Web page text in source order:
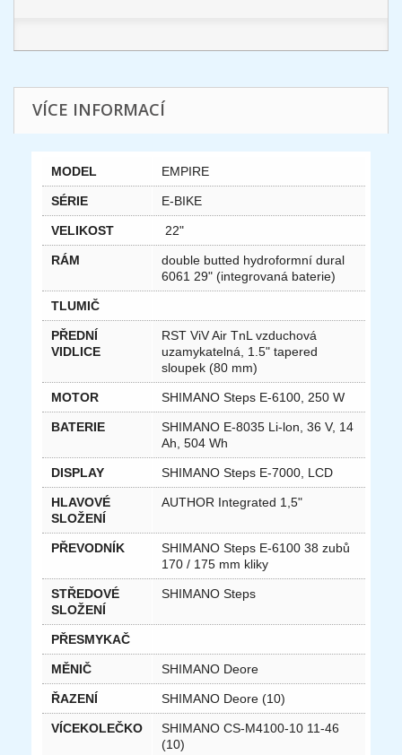
VÍCE INFORMACÍ
MODEL EMPIRE
SÉRIE E-BIKE
VELIKOST 22"
RÁM
double butted hydroformní dural
6061 29" (integrovaná baterie)
TLUMIČ
PŘEDNÍ
VIDLICE
RST ViV Air TnL vzduchová
uzamykatelná, 1.5" tapered
sloupek (80 mm)
MOTOR SHIMANO Steps E-6100, 250 W
BATERIE
SHIMANO E-8035 Li-lon, 36 V, 14
Ah, 504 Wh
DISPLAY SHIMANO Steps E-7000, LCD
HLAVOVÉ
SLOŽENÍ
AUTHOR Integrated 1,5"
PŘEVODNÍK
SHIMANO Steps E-6100 38 zubů
170 / 175 mm kliky
STŘEDOVÉ
SLOŽENÍ
SHIMANO Steps
PŘESMYKAČ
MĚNIČ SHIMANO Deore
ŘAZENÍ SHIMANO Deore (10)
VÍCEKOLEČKO
SHIMANO CS-M4100-10 11-46
(10)